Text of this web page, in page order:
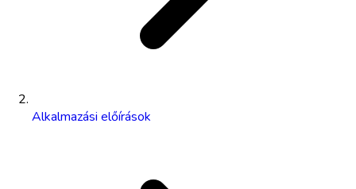
Alkalmazási előírások